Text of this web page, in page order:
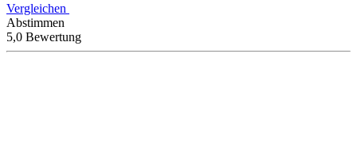
Vergleichen
Abstimmen
5,0 Bewertung